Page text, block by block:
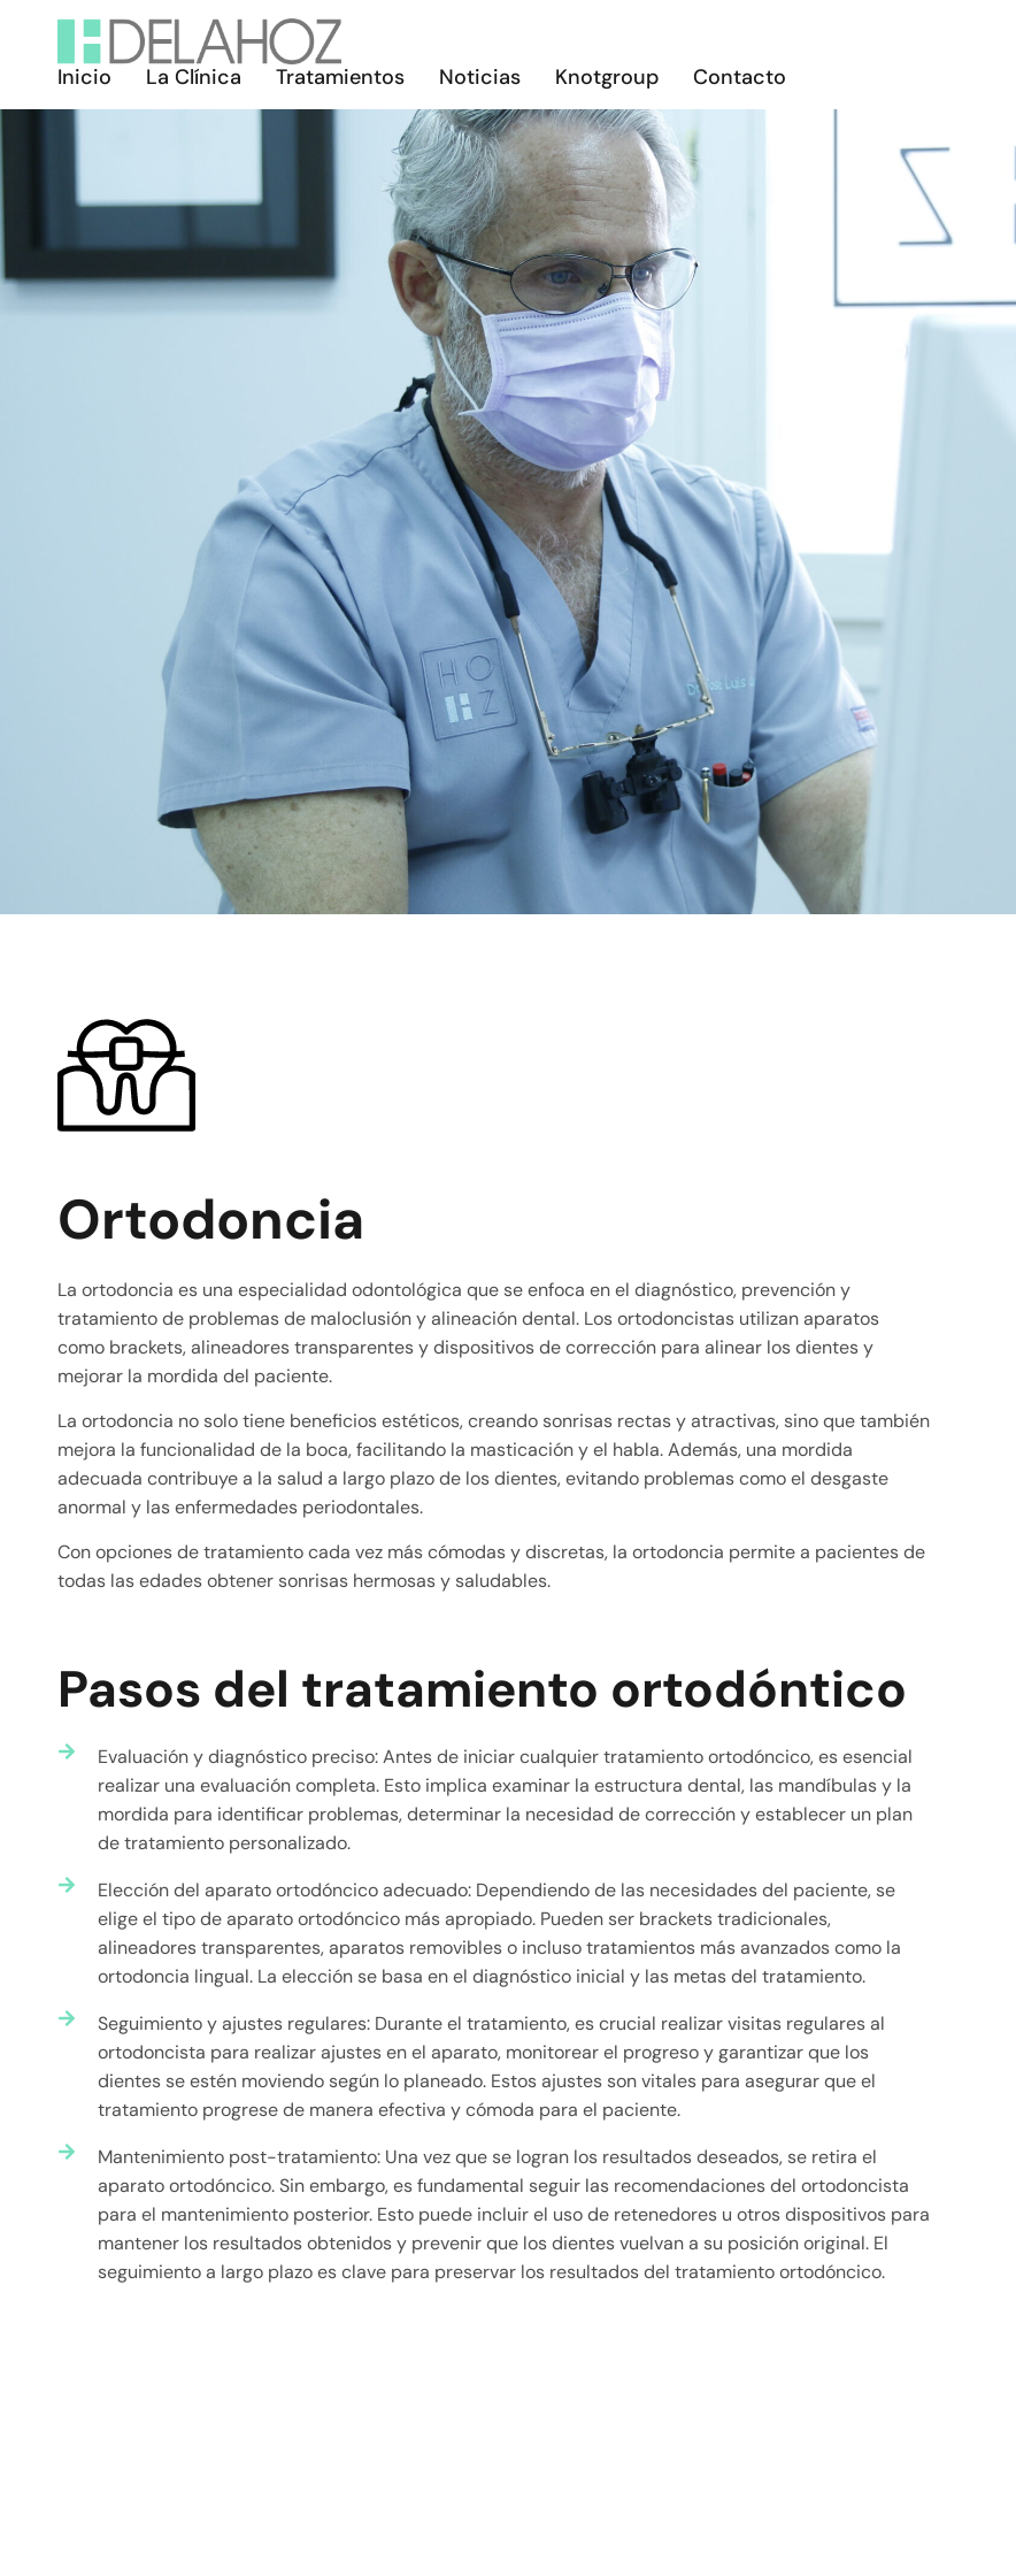
Inicio La Clínica Tratamientos Noticias Knotgroup Contacto
Ortodoncia
La ortodoncia es una especialidad odontológica que se enfoca en el diagnóstico, prevención y
tratamiento de problemas de maloclusión y alineación dental. Los ortodoncistas utilizan aparatos
como brackets, alineadores transparentes y dispositivos de corrección para alinear los dientes y
mejorar la mordida del paciente.
La ortodoncia no solo tiene beneficios estéticos, creando sonrisas rectas y atractivas, sino que también
mejora la funcionalidad de la boca, facilitando la masticación y el habla. Además, una mordida
adecuada contribuye a la salud a largo plazo de los dientes, evitando problemas como el desgaste
anormal y las enfermedades periodontales.
Con opciones de tratamiento cada vez más cómodas y discretas, la ortodoncia permite a pacientes de
todas las edades obtener sonrisas hermosas y saludables.
Pasos del tratamiento ortodóntico
Evaluación y diagnóstico preciso: Antes de iniciar cualquier tratamiento ortodóncico, es esencial
realizar una evaluación completa. Esto implica examinar la estructura dental, las mandíbulas y la
mordida para identificar problemas, determinar la necesidad de corrección y establecer un plan
de tratamiento personalizado.
Elección del aparato ortodóncico adecuado: Dependiendo de las necesidades del paciente, se
elige el tipo de aparato ortodóncico más apropiado. Pueden ser brackets tradicionales,
alineadores transparentes, aparatos removibles o incluso tratamientos más avanzados como la
ortodoncia lingual. La elección se basa en el diagnóstico inicial y las metas del tratamiento.
Seguimiento y ajustes regulares: Durante el tratamiento, es crucial realizar visitas regulares al
ortodoncista para realizar ajustes en el aparato, monitorear el progreso y garantizar que los
dientes se estén moviendo según lo planeado. Estos ajustes son vitales para asegurar que el
tratamiento progrese de manera efectiva y cómoda para el paciente.
Mantenimiento post-tratamiento: Una vez que se logran los resultados deseados, se retira el
aparato ortodóncico. Sin embargo, es fundamental seguir las recomendaciones del ortodoncista
para el mantenimiento posterior. Esto puede incluir el uso de retenedores u otros dispositivos para
mantener los resultados obtenidos y prevenir que los dientes vuelvan a su posición original. El
seguimiento a largo plazo es clave para preservar los resultados del tratamiento ortodóncico.